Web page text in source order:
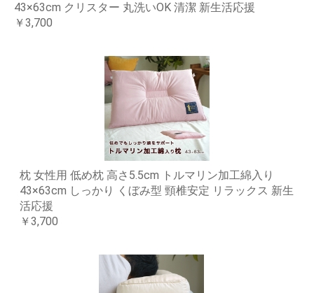
43×63cm クリスター 丸洗いOK 清潔 新生活応援
￥3,700
枕 女性用 低め枕 高さ5.5cm トルマリン加工綿入り
43×63cm しっかり くぼみ型 頸椎安定 リラックス 新生
活応援
￥3,700